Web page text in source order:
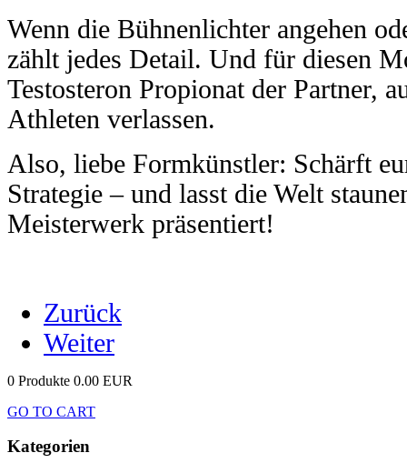
Wenn die Bühnenlichter angehen
zählt jedes Detail. Und für diesen
Testosteron Propionat der Partner,
Athleten verlassen.
Also, liebe Formkünstler: Schärft
Strategie – und lasst die Welt
Meisterwerk präsentiert!
Zurück
Weiter
0 Produkte 0.00 EUR
GO TO CART
Kategorien